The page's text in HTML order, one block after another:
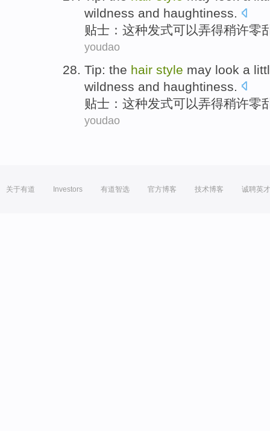
wildness and haughtiness.
贴士 ： 这种发式可以弄得稍许零
youdao
Tip: the hair style may look a
wildness and haughtiness
贴士 ： 这种发式可以弄得稍许零
youdao
关于有道 Investors 有道智选 官方博客 技术博客 诚聘英才